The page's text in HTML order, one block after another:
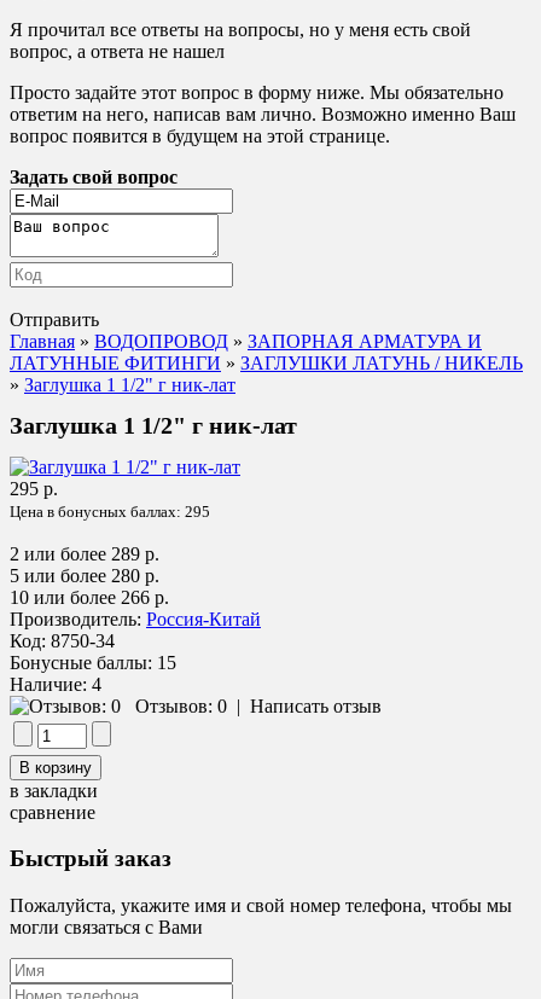
Я прочитал все ответы на вопросы, но у меня есть свой
вопрос, а ответа не нашел
Просто задайте этот вопрос в форму ниже. Мы обязательно
ответим на него, написав вам лично. Возможно именно Ваш
вопрос появится в будущем на этой странице.
Задать свой вопрос
Отправить
Главная » ВОДОПРОВОД » ЗАПОРНАЯ АРМАТУРА И
ЛАТУННЫЕ ФИТИНГИ » ЗАГЛУШКИ ЛАТУНЬ / НИКЕЛЬ
» Заглушка 1 1/2" г ник-лат
Заглушка 1 1/2" г ник-лат
295 р.
Цена в бонусных баллах: 295
2 или более 289 р.
5 или более 280 р.
10 или более 266 р.
Производитель: Россия-Китай
Код: 8750-34
Бонусные баллы: 15
Наличие: 4
Отзывов: 0 | Написать отзыв
в закладки
сравнение
Быстрый заказ
Пожалуйста, укажите имя и свой номер телефона, чтобы мы
могли связаться с Вами